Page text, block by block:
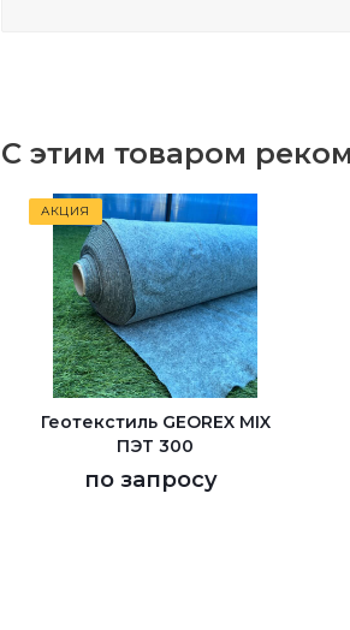
С этим товаром
АКЦИЯ
Геотекстиль GEОREX MIX
ПЭТ 300
по запросу